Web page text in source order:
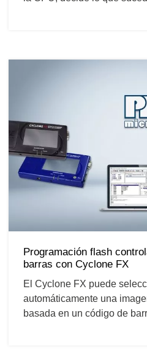
Programación flash
barras con Cyclone FX
El Cyclone FX puede
automáticamente una
basada en un código de